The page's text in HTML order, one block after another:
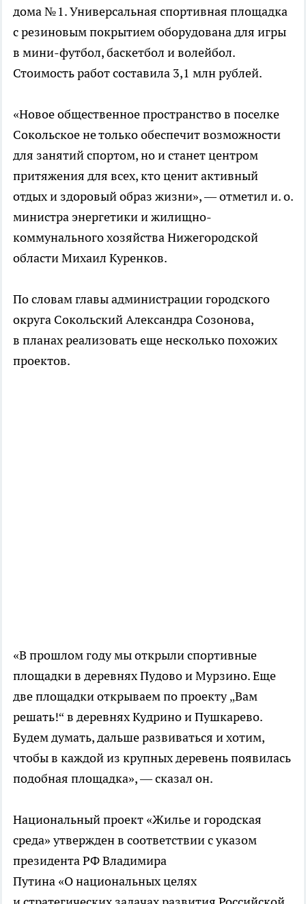
дома № 1. Универсальная спортивная площадка
с резиновым покрытием оборудована для игры
в мини-футбол, баскетбол и волейбол.
Стоимость работ составила 3,1 млн рублей.
«Новое общественное пространство в поселке
Сокольское не только обеспечит возможности
для занятий спортом, но и станет центром
притяжения для всех, кто ценит активный
отдых и здоровый образ жизни», — отметил и. о.
министра энергетики и жилищно-
коммунального хозяйства Нижегородской
области Михаил Куренков.
По словам главы администрации городского
округа Сокольский Александра Созонова,
в планах реализовать еще несколько похожих
проектов.
«В прошлом году мы открыли спортивные
площадки в деревнях Пудово и Мурзино. Еще
две площадки открываем по проекту „Вам
решать!“ в деревнях Кудрино и Пушкарево.
Будем думать, дальше развиваться и хотим,
чтобы в каждой из крупных деревень появилась
подобная площадка», — сказал он.
Национальный проект «Жилье и городская
среда» утвержден в соответствии с указом
президента РФ Владимира
Путина «О национальных целях